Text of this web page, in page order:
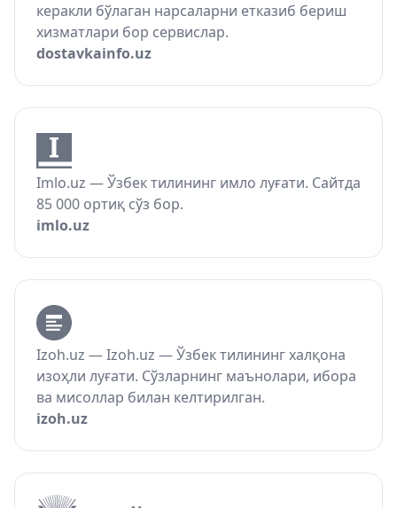
керакли бўлаган нарсаларни етказиб бериш
хизматлари бор сервислар.
dostavkainfo.uz
Imlo.uz — Ўзбек тилининг имло луғати. Сайтда
85 000 ортиқ сўз бор.
imlo.uz
Izoh.uz — Izoh.uz — Ўзбек тилининг халқона
изоҳли луғати. Сўзларнинг маънолари, ибора
ва мисоллар билан келтирилган.
izoh.uz